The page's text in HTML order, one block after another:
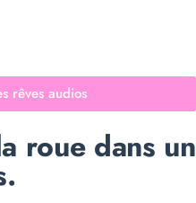
rêves audios
roue dans un